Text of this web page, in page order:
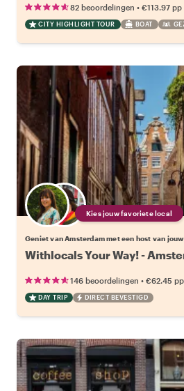
82 beoordelingen • €113.97 pp
CITY HIGHLIGHT TOUR BOAT
Kies jouw favoriete local
Geniet van Amsterdam met een host van
Withlocals Your Way! -
146 beoordelingen • €62.45 pp
DAY TRIP DIRECT BEVESTIGD